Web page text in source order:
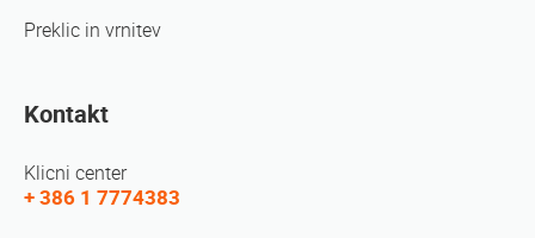
Preklic in vrnitev
Kontakt
Klicni center
+ 386 1 7774383